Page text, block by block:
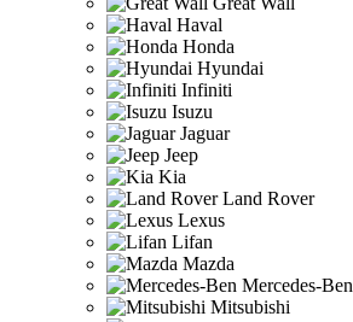
Haval
Honda
Hyundai
Infiniti
Isuzu
Jaguar
Jeep
Kia
Land Rover
Lexus
Lifan
Mazda
Mercedes-Ben
Mitsubishi